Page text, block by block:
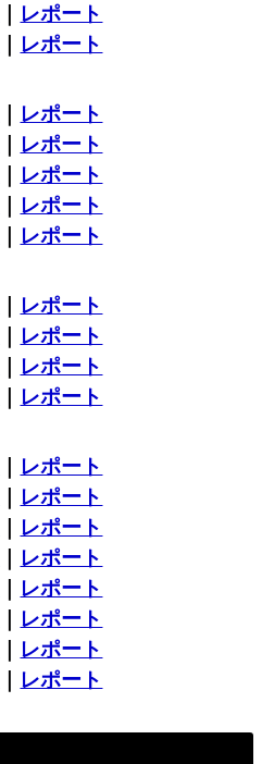
レポート
レポート
レポート
レポート
レポート
レポート
レポート
レポート
レポート
レポート
レポート
レポート
レポート
レポート
レポート
レポート
レポート
レポート
レポート